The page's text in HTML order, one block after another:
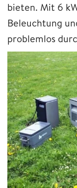
bieten. Mit 6
Beleuchtung
problemlos